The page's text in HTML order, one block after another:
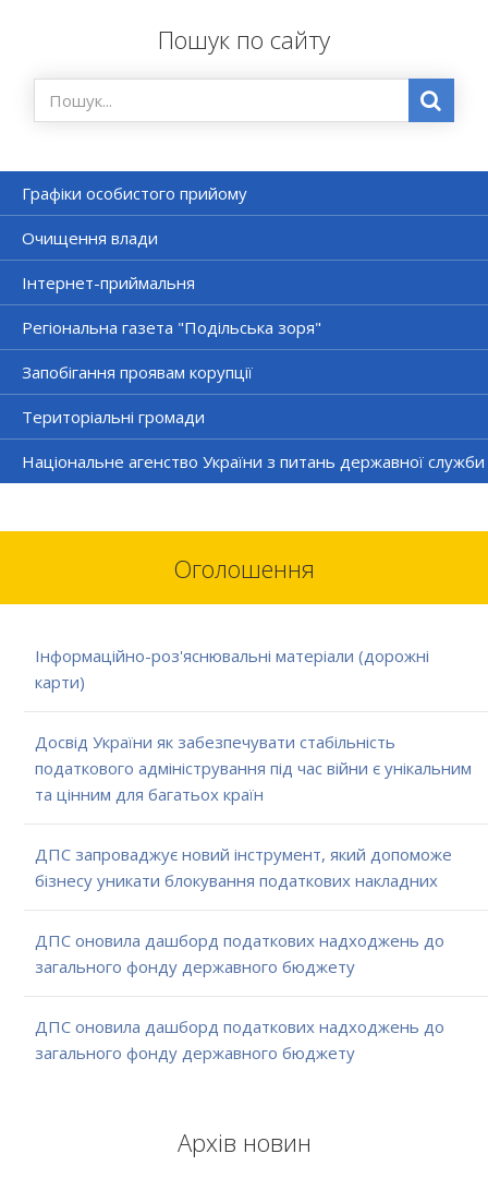
Пошук по сайту
Графіки особистого прийому
Очищення влади
Інтернет-приймальня
Регіональна газета "Подільська зоря"
Запобігання проявам корупції
Територіальні громади
Національне агенство України з питань державної служби
Оголошення
Інформаційно-роз'яснювальні матеріали (дорожні
карти)
Досвід України як забезпечувати стабільність
податкового адміністрування під час війни є унікальним
та цінним для багатьох країн
ДПС запроваджує новий інструмент, який допоможе
бізнесу уникати блокування податкових накладних
ДПС оновила дашборд податкових надходжень до
загального фонду державного бюджету
ДПС оновила дашборд податкових надходжень до
загального фонду державного бюджету
Архів новин